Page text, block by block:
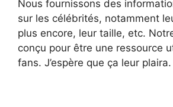
Nous fournissons des
sur les célébrités, notamment
plus encore, leur taille, etc.
conçu pour être une ressource
fans. J’espère que ça leur plaira.